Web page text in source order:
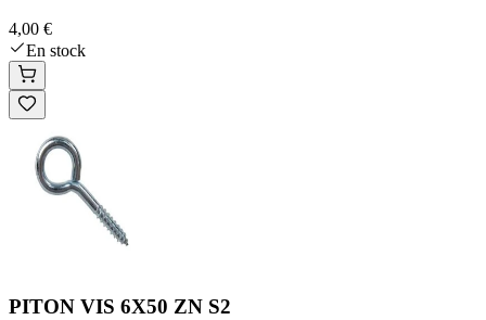
4,00 €
En stock
PITON VIS 6X50 ZN S2